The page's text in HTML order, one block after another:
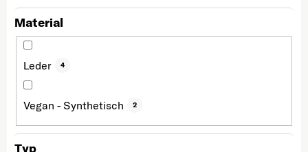
Material
Leder 4
Vegan - Synthetisch 2
Typ